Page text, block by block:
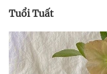
Tuổi Tuất